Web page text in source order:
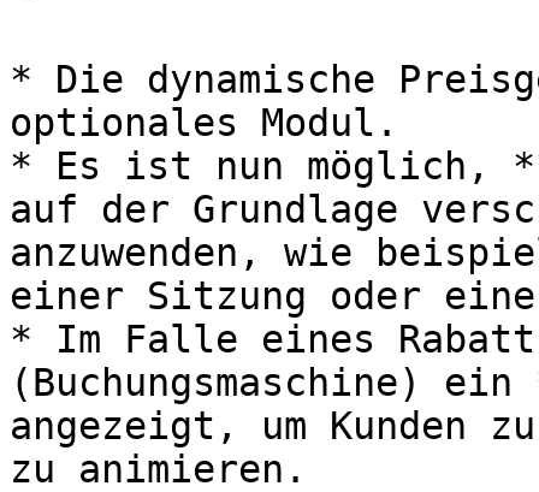
* Die dynamische
optionales Modul.
* Es ist nun möglich,
auf der Grundlage
anzuwenden, wie
einer Sitzung oder
* Im Falle eines
(Buchungsmaschine)
angezeigt, um Kunden
zu animieren.